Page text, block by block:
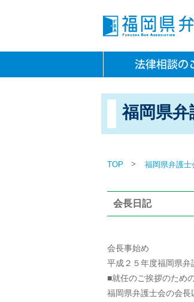
福岡県弁
TOP > 福岡県弁護士
会長日記
会長事始め
平成２５年度福岡
■就任のご挨拶のため
福岡県弁護士会の会